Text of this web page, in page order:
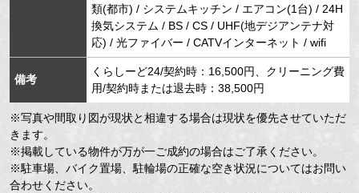
類(都市) / システムキッチン / エアコン(1台) / 24H
換気システム / BS / CS / UHF(地デジアンテナ対
応) / 光ファイバー / CATVインターネット / wifi
備考
くらしーど24/契約時：16,500円、クリーニング費
用/契約時または退去時：38,500円
※写真や間取り図が現状と相違する場合は現状を優先させていただ
きます。
※掲載している物件が万が一ご成約の場合はご了承ください。
※駐車場、バイク置場、駐輪場の正確な空き状況についてはお問い
合わせください。